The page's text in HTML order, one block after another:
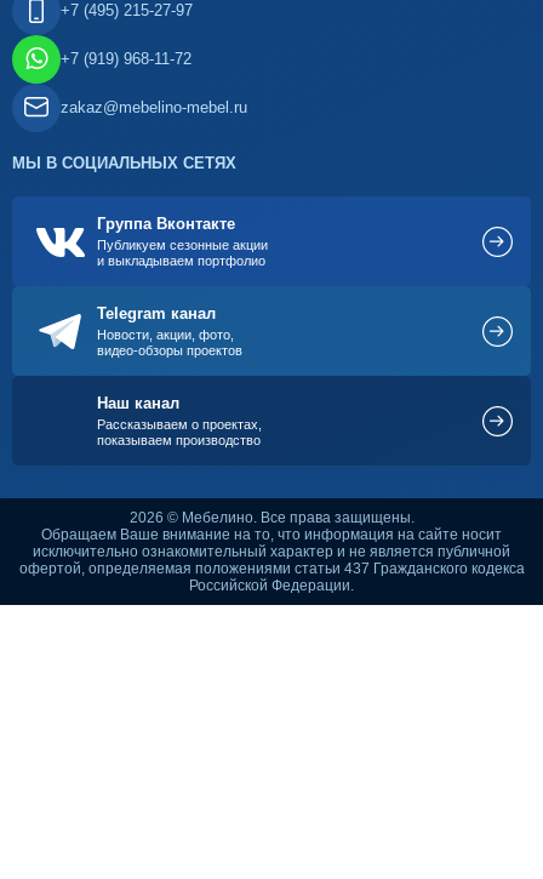
+7 (495) 215-27-97
+7 (919) 968-11-72
zakaz@mebelino-mebel.ru
МЫ В СОЦИАЛЬНЫХ СЕТЯХ
Группа Вконтакте
Публикуем сезонные акции
и выкладываем портфолио
Telegram канал
Новости, акции, фото,
видео-обзоры проектов
Наш канал
Рассказываем о проектах,
показываем производство
2026 © Мебелино. Все права защищены.
Обращаем Ваше внимание на то, что информация на сайте носит
исключительно ознакомительный характер и не является публичной
офертой, определяемая положениями статьи 437 Гражданского кодекса
Российской Федерации.